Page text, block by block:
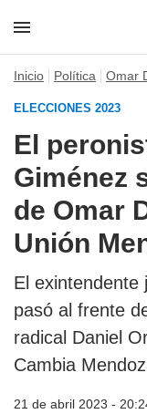
Inicio Política Omar
ELECCIONES 2023
El
Giménez
de Omar
Unión
El exintendente
pasó al frente
radical Daniel
Cambia
21 de abril 2023 -